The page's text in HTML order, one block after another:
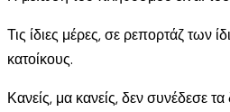
Τις ίδιες μέρες, σε ρεπορτάζ των
κατοίκους.
Κανείς, μα κανείς, δεν συνέδεσε